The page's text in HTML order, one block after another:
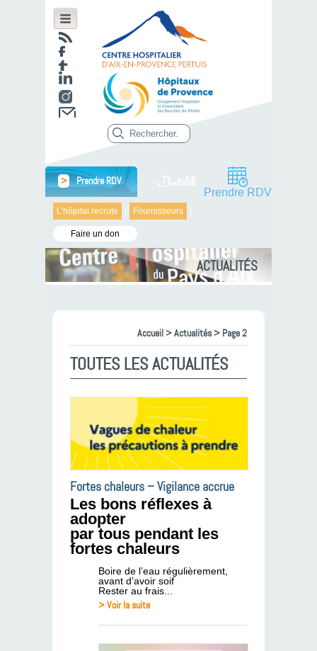
L’hôpital recrute Fournisseurs
Faire un don
> Prendre RDV
Prendre RDV
ACTUALITÉS
Accueil>Actualités> Page 2
TOUTES LES ACTUALITÉS
Fortes chaleurs – Vigilance accrue
Les bons réflexes à
adopter
par tous pendant les
fortes chaleurs
Boire de l’eau régulièrement,
avant d’avoir soif
Rester au frais...
> Voir la suite